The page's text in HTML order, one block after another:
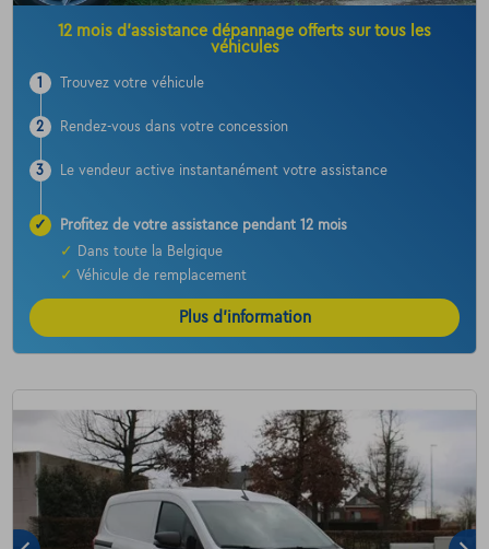
12 mois d’assistance dépannage offerts sur tous les
véhicules
1 Trouvez votre véhicule
2 Rendez-vous dans votre concession
3 Le vendeur active instantanément votre assistance
✓
Profitez de votre assistance pendant 12 mois
✓
Dans toute la Belgique
✓ Véhicule de remplacement
Plus d’information